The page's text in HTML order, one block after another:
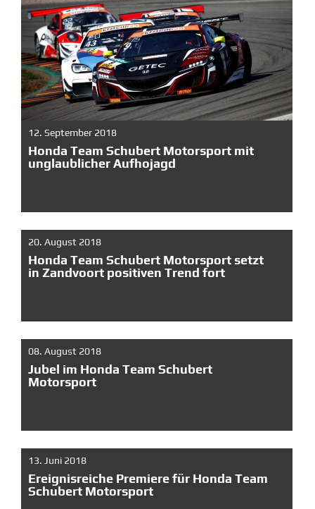
12. September 2018
Honda Team Schubert Motorsport mit
unglaublicher Aufhojagd
20. August 2018
Honda Team Schubert Motorsport setzt
in Zandvoort positiven Trend fort
08. August 2018
Jubel im Honda Team Schubert
Motorsport
13. Juni 2018
Ereignisreiche Premiere für Honda Team
Schubert Motorsport